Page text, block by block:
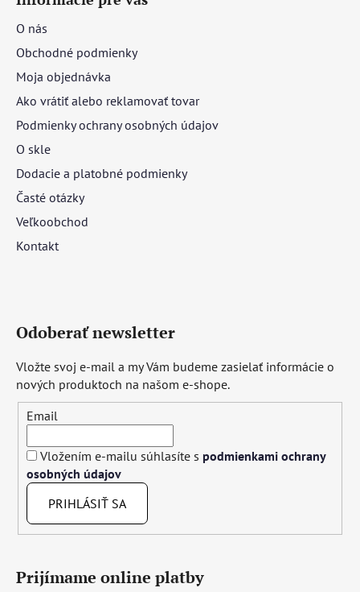
O nás
Obchodné podmienky
Moja objednávka
Ako vrátiť alebo reklamovať tovar
Podmienky ochrany osobných údajov
O skle
Dodacie a platobné podmienky
Časté otázky
Veľkoobchod
Kontakt
Odoberať newsletter
Vložte svoj e-mail a my Vám budeme zasielať informácie o
nových produktoch na našom e-shope.
Email
Vložením e-mailu súhlasíte s podmienkami ochrany
osobných údajov
PRIHLÁSIŤ SA
Prijímame online platby